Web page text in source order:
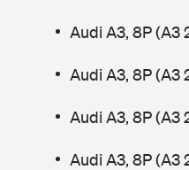
Audi A3, 8P (A3
Audi A3, 8P (A3
Audi A3, 8P (A3
Audi A3, 8P (A3